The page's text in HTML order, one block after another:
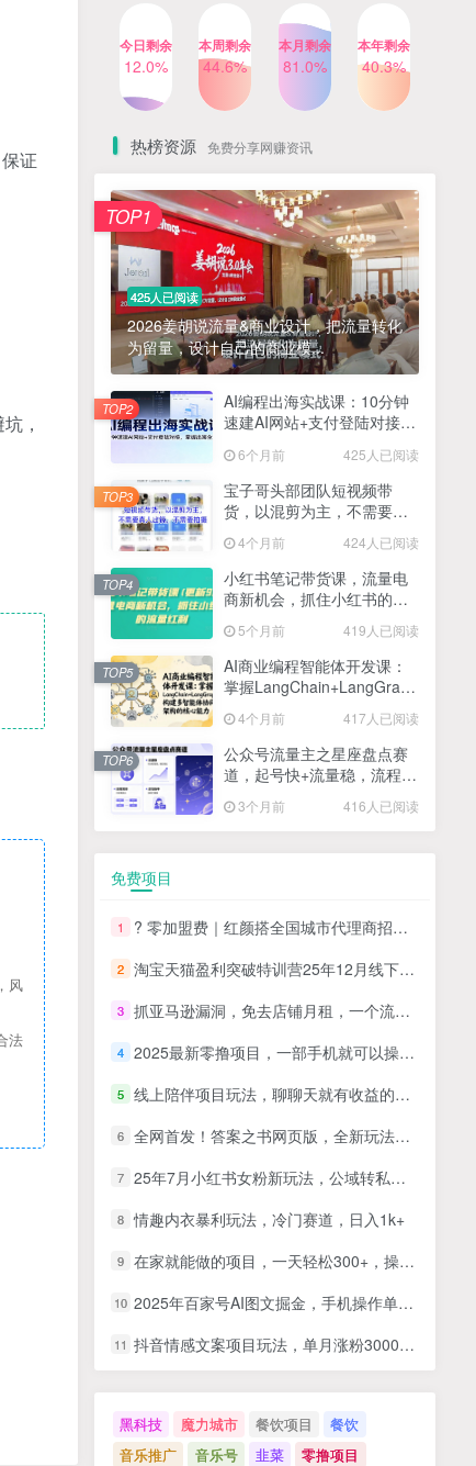
证
，
风
法
4个月前
公众号流量主之星座盘点赛
道，起号快+流量稳，流程简
单，适合新手操作
3个月前 416人已阅读
TOP6
1 ? 零加盟费｜红颜搭全国城市代理商招募正式启动！
淘宝天猫盈利突破特训营25年12月线下课，系统性的深度剖析电商企业经营之道，打造电商标准化运营体系
3 抓亚马逊漏洞，免去店铺月租，一个流量大竞争小，让你有机会成大卖的赛道
2025最新零撸项目，一部手机就可以操作，20秒一单，零投入纯薅羊毛，无门槛，一天200+【揭秘】
5 线上陪伴项目玩法，聊聊天就有收益的项目，一个月收益5000+
6 全网首发！答案之书网页版，全新玩法，搭配文档和网页，日入1k+零门槛小白首选副业
7 25年7月小红书女粉新玩法，公域转私域变现，日轻松变现2张+，5分钟简单复制好上手
8 情趣内衣暴利玩法，冷门赛道，日入1k+
9 在家就能做的项目，一天轻松300+，操作简单上手快
10 2025年百家号AI图文掘金，手机操作单号月入4-5位数，低门槛【附指令+工具】
抖音情感文案项目玩法，单月涨粉3000+，新手小白也能做
今日剩余
12.0%
本周剩余
44.6%
本月剩余
81.0%
本年剩余
40.3%
热榜资源 免费分享网赚资讯
425人已阅读
2026姜胡说流量&商业设计，把流量转化
为留量，设计自己的商业模...
TOP1
AI编程出海实战课：10分钟
速建AI网站+支付登陆对接，
6个月前 425人已阅读
TOP2
宝子哥头部团队短视频带
货，以混剪为主，不需要真
26年3月】
4个月前 424人已阅读
TOP3
小红书笔记带货课，流量电
商新机会，抓住小红书的流
5个月前 419人已阅读
TOP4
AI商业编程智能体开发课：
掌握LangChain+LangGraph
心能力
4个月前 417人已阅读
TOP5
公众号流量主之星座盘点赛
道，起号快+流量稳，流程简
3个月前 416人已阅读
TOP6
免费项目
1 ? 零加盟费｜红颜搭全国城市代理商招募正式启动！
2 淘宝天猫盈利突破特训营25年12月线下课，系统性的深度剖析电商企业经营之道，打造电商标准化运营体系
3 抓亚马逊漏洞，免去店铺月租，一个流量大竞争小，让你有机会成大卖的赛道
4 2025最新零撸项目，一部手机就可以操作，20秒一单，零投入纯薅羊毛，无门槛，一天200+【揭秘】
5 线上陪伴项目玩法，聊聊天就有收益的项目，一个月收益5000+
6 全网首发！答案之书网页版，全新玩法，搭配文档和网页，日入1k+零门槛小白首选副业
7 25年7月小红书女粉新玩法，公域转私域变现，日轻松变现2张+，5分钟简单复制好上手
8 情趣内衣暴利玩法，冷门赛道，日入1k+
9 在家就能做的项目，一天轻松300+，操作简单上手快
10 2025年百家号AI图文掘金，手机操作单号月入4-5位数，低门槛【附指令+工具】
11 抖音情感文案项目玩法，单月涨粉3000+，新手小白也能做
黑科技 魔力城市 餐饮项目
餐饮
音乐推广
音乐号 韭菜
零撸项目